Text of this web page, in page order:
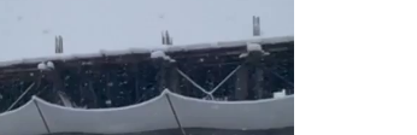
Devamını Oku ->